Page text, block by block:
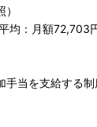
均：月額72,703
手当を支給する